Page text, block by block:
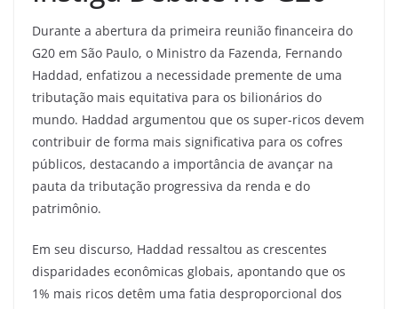
Durante a abertura da primeira reunião financeira do
G20 em São Paulo, o Ministro da Fazenda, Fernando
Haddad, enfatizou a necessidade premente de uma
tributação mais equitativa para os bilionários do
mundo. Haddad argumentou que os super-ricos devem
contribuir de forma mais significativa para os cofres
públicos, destacando a importância de avançar na
pauta da tributação progressiva da renda e do
patrimônio.
Em seu discurso, Haddad ressaltou as crescentes
disparidades econômicas globais, apontando que os
1% mais ricos detêm uma fatia desproporcional dos